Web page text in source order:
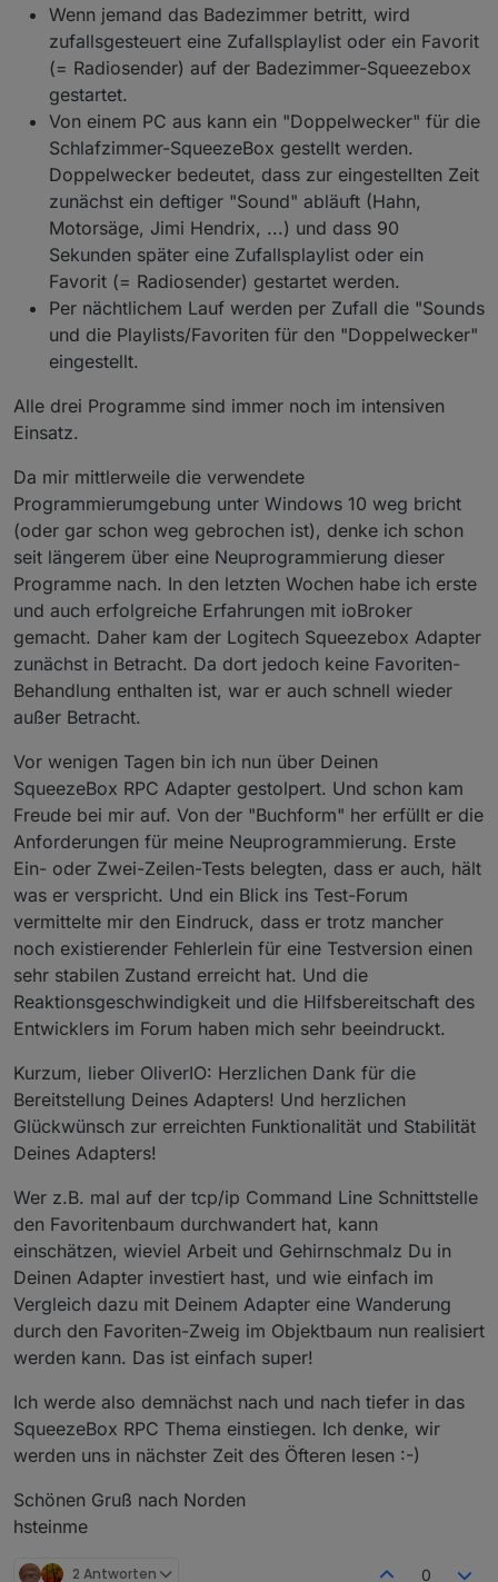
Wenn jemand das Badezimmer betritt, wird
zufallsgesteuert eine Zufallsplaylist oder ein Favorit
(= Radiosender) auf der Badezimmer-Squeezebox
gestartet.
Von einem PC aus kann ein "Doppelwecker" für die
Schlafzimmer-SqueezeBox gestellt werden.
Doppelwecker bedeutet, dass zur eingestellten Zeit
zunächst ein deftiger "Sound" abläuft (Hahn,
Motorsäge, Jimi Hendrix, ...) und dass 90
Sekunden später eine Zufallsplaylist oder ein
Favorit (= Radiosender) gestartet werden.
Per nächtlichem Lauf werden per Zufall die "Sounds
und die Playlists/Favoriten für den "Doppelwecker"
eingestellt.
Alle drei Programme sind immer noch im intensiven
Einsatz.
Da mir mittlerweile die verwendete
Programmierumgebung unter Windows 10 weg bricht
(oder gar schon weg gebrochen ist), denke ich schon
seit längerem über eine Neuprogrammierung dieser
Programme nach. In den letzten Wochen habe ich erste
und auch erfolgreiche Erfahrungen mit ioBroker
gemacht. Daher kam der Logitech Squeezebox Adapter
zunächst in Betracht. Da dort jedoch keine Favoriten-
Behandlung enthalten ist, war er auch schnell wieder
außer Betracht.
Vor wenigen Tagen bin ich nun über Deinen
SqueezeBox RPC Adapter gestolpert. Und schon kam
Freude bei mir auf. Von der "Buchform" her erfüllt er die
Anforderungen für meine Neuprogrammierung. Erste
Ein- oder Zwei-Zeilen-Tests belegten, dass er auch, hält
was er verspricht. Und ein Blick ins Test-Forum
vermittelte mir den Eindruck, dass er trotz mancher
noch existierender Fehlerlein für eine Testversion einen
sehr stabilen Zustand erreicht hat. Und die
Reaktionsgeschwindigkeit und die Hilfsbereitschaft des
Entwicklers im Forum haben mich sehr beeindruckt.
Kurzum, lieber OliverIO: Herzlichen Dank für die
Bereitstellung Deines Adapters! Und herzlichen
Glückwünsch zur erreichten Funktionalität und Stabilität
Deines Adapters!
Wer z.B. mal auf der tcp/ip Command Line Schnittstelle
den Favoritenbaum durchwandert hat, kann
einschätzen, wieviel Arbeit und Gehirnschmalz Du in
Deinen Adapter investiert hast, und wie einfach im
Vergleich dazu mit Deinem Adapter eine Wanderung
durch den Favoriten-Zweig im Objektbaum nun realisiert
werden kann. Das ist einfach super!
Ich werde also demnächst nach und nach tiefer in das
SqueezeBox RPC Thema einstiegen. Ich denke, wir
werden uns in nächster Zeit des Öfteren lesen :-)
Schönen Gruß nach Norden
hsteinme
2 Antworten 0